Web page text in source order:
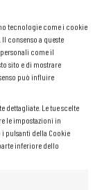
tecnologie come i cookie
consenso a queste
come il
sito e di mostrare
può influire
dettagliate. Le tue scelte
le impostazioni in
pulsanti della Cookie
inferiore dello